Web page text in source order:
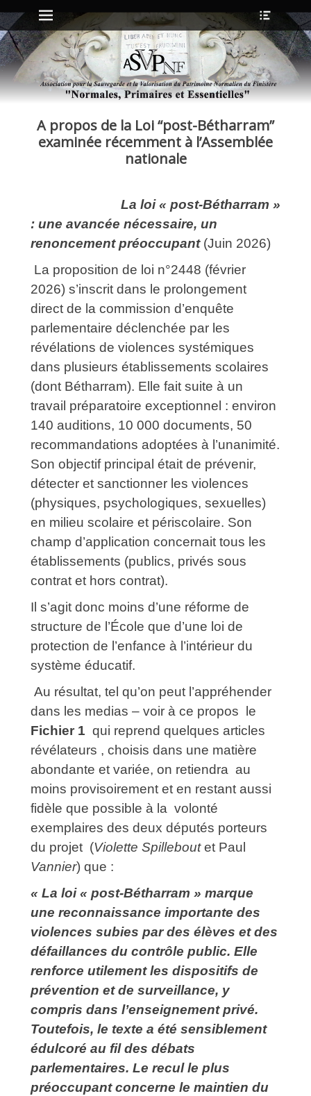
Menu principal
Aller
au
contenu
l’en-
tête
A propos de la Loi “post-Bétharram”
examinée récemment à l’Assemblée
nationale
La loi « post‑Bétharram »
: une avancée nécessaire, un
renoncement préoccupant (Juin 2026)
La proposition de loi n°2448 (février
2026) s’inscrit dans le prolongement
direct de la commission d’enquête
parlementaire déclenchée par les
révélations de violences systémiques
dans plusieurs établissements scolaires
(dont Bétharram). Elle fait suite à un
travail préparatoire exceptionnel : environ
140 auditions, 10 000 documents, 50
recommandations adoptées à l’unanimité.
Son objectif principal était de prévenir,
détecter et sanctionner les violences
(physiques, psychologiques, sexuelles)
en milieu scolaire et périscolaire. Son
champ d’application concernait tous les
établissements (publics, privés sous
contrat et hors contrat).
Il s’agit donc moins d’une réforme de
structure de l’École que d’une loi de
protection de l’enfance à l’intérieur du
système éducatif.
Au résultat, tel qu’on peut l’appréhender
dans les medias – voir à ce propos le
Fichier 1 qui reprend quelques articles
révélateurs , choisis dans une matière
abondante et variée, on retiendra au
moins provisoirement et en restant aussi
fidèle que possible à la volonté
exemplaires des deux députés porteurs
du projet (Violette Spilleboutet Paul
Vannier) que :
« La loi « post‑Bétharram » marque
une reconnaissance importante des
violences subies par des élèves et des
défaillances du contrôle public. Elle
renforce utilement les dispositifs de
prévention et de surveillance, y
compris dans l’enseignement privé.
Toutefois, le texte a été sensiblement
édulcoré au fil des débats
parlementaires. Le recul le plus
préoccupant concerne le maintien du